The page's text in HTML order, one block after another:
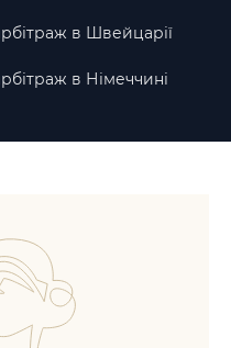
в Швейцарії
в Німеччині